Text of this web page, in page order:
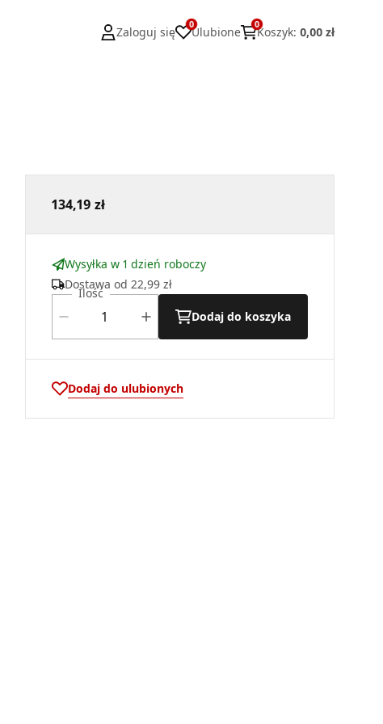
Zaloguj się
0
Ulubione
0
Koszyk: 0,00 zł
134,19 zł
Wysyłka w 1 dzień roboczy
Dostawa od 22,99 zł
Ilość
Dodaj do koszyka
Dodaj do ulubionych